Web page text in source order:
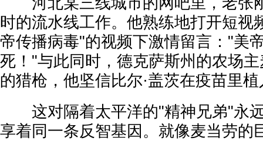
时的流水线工作。他熟练地打开短视
帝传播病毒"的视频下激情留言："美
死！"与此同时，德克萨斯州的农场
的猎枪，他坚信比尔·盖茨在疫苗里
这对隔着太平洋的"精神兄弟"永
享着同一条反智基因。就像麦当劳的